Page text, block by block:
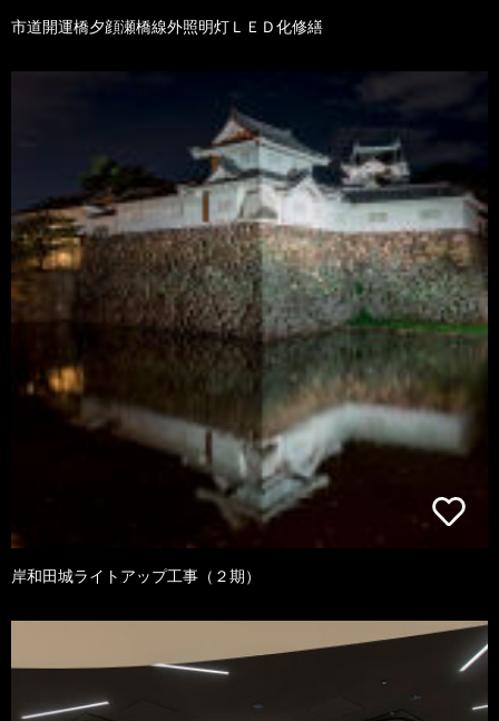
市道開運橋夕顔瀬橋線外照明灯ＬＥＤ化修繕
岸和田城ライトアップ工事（２期）